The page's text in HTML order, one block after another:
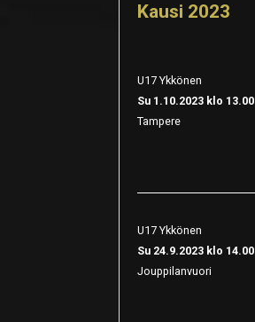
Kausi 2023
U17 Ykkönen
Su 1.10.2023 klo 13.00
Tampere
U17 Ykkönen
Su 24.9.2023 klo 14.00
Jouppilanvuori